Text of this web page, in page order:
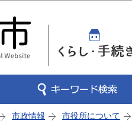
市政情報 市役所について